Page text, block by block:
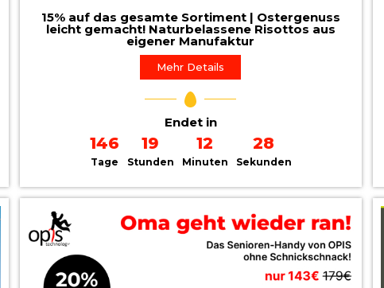
15% auf das gesamte Sortiment | Ostergenuss
leicht gemacht! Naturbelassene Risottos aus
eigener Manufaktur
Mehr Details
Endet in
146
Tage
19
Stunden
12
Minuten
26
Sekunden